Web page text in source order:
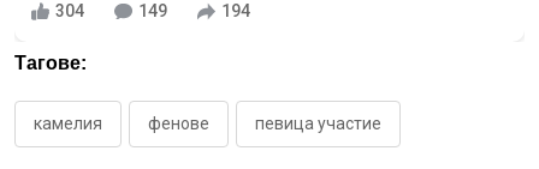
304 149 194
Тагове:
камелия фенове певица участие